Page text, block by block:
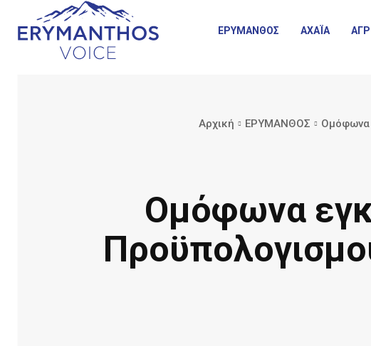
ΕΡΥΜΑΝΘΟΣ ΑΧΑΪΑ
Αρχική ΕΡΥΜΑΝΘΟΣ Ομόφωνα
Ομόφωνα